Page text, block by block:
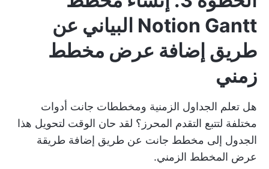
Notion Gantt البياني عن
طريق إضافة عرض مخطط
زمني
هل تعلم الجداول الزمنية ومخططات جانت أدوات
مختلفة لتتبع التقدم المحرز؟ لقد حان الوقت لتحويل هذا
الجدول إلى مخطط جانت عن طريق إضافة طريقة
عرض المخطط الزمني.